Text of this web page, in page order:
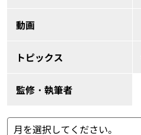
動画
トピックス
監修・執筆者